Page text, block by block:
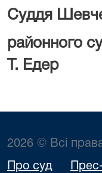
Суддя
Т. Едер
2026 © Всі
Про суд